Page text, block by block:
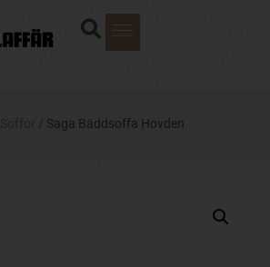
Soffor / Saga Bäddsoffa Hovden